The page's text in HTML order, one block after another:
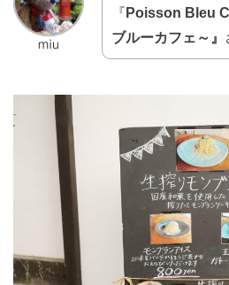
『 Poisson Bleu
ブルーカフェ～』